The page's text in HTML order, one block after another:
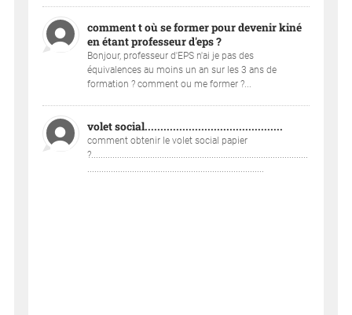
comment t où se former pour devenir kiné
en étant professeur d'eps ?
Bonjour, professeur d'EPS n'ai je pas des
équivalences au moins un an sur les 3 ans de
formation ? comment ou me former ?...
volet social............................................
comment obtenir le volet social papier
?............................................................................................
...........................................................................